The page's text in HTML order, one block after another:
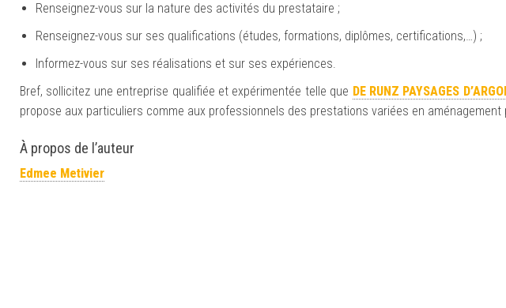
Renseignez-vous sur la nature des activités du prestataire ;
Renseignez-vous sur ses qualifications (études, formations, diplômes, certifications,…) ;
Informez-vous sur ses réalisations et sur ses expériences.
Bref, sollicitez une entreprise qualifiée et expérimentée telle que DE RUNZ PAYSAGES
propose aux particuliers comme aux professionnels des prestations variées en aménagement
À propos de l’auteur
Edmee Metivier